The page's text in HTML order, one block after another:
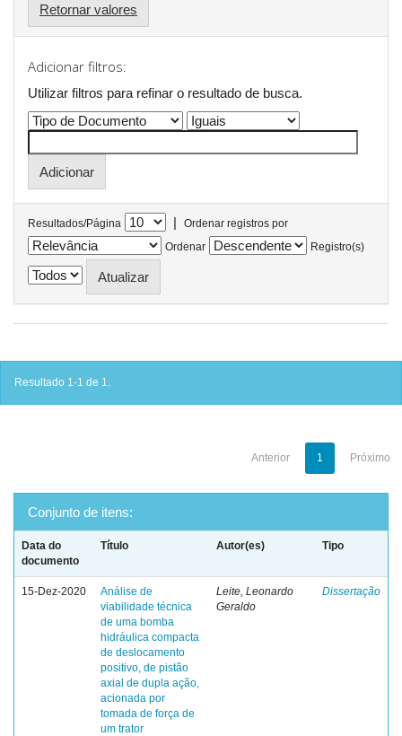
Retornar valores
Adicionar filtros:
Utilizar filtros para refinar o resultado de busca.
Resultados/Página |
Ordenar registros por
Ordenar
Registro(s)
Resultado 1-1 de 1.
Anterior 1 Próximo
Conjunto de itens:
Data do
documento
Título Autor(es) Tipo
15-Dez-2020
Análise de
viabilidade técnica
de uma bomba
hidráulica compacta
de deslocamento
positivo, de pistão
axial de dupla ação,
acionada por
tomada de força de
um trator
Leite, Leonardo
Geraldo
Dissertação